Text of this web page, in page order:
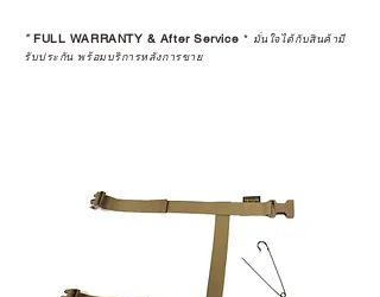
*FULL WARRANTY & After Service * มั่นใจได้กับสินค้ามี
รับประกัน พร้อมบริการหลังการขาย